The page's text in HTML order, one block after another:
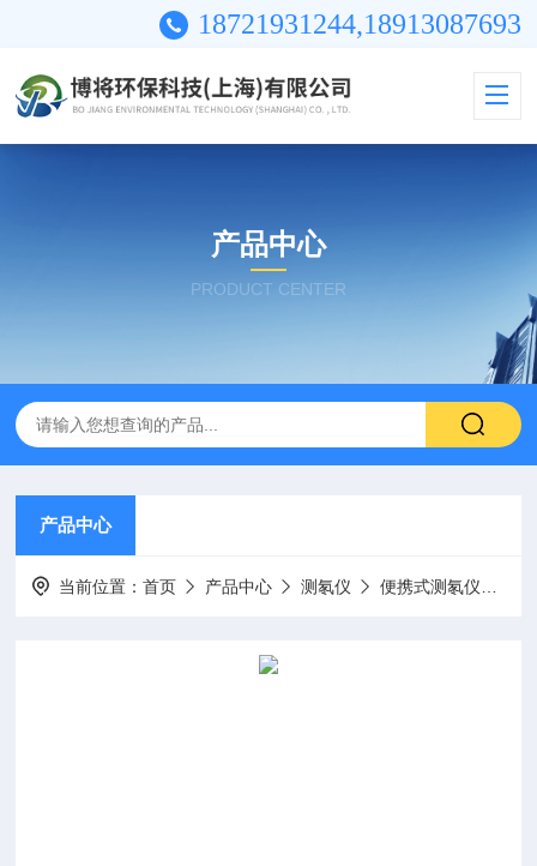
18721931244,18913087693
产品中心
PRODUCT CENTER
产品中心
当前位置：首页 产品中心 测氡仪 便携式测氡仪